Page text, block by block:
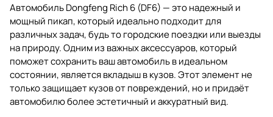
Автомобиль Dongfeng Rich 6 (DF6) — это надежный и
мощный пикап, который идеально подходит для
различных задач, будь то городские поездки или выезды
на природу. Одним из важных аксессуаров, который
поможет сохранить ваш автомобиль в идеальном
состоянии, является вкладыш в кузов. Этот элемент не
только защищает кузов от повреждений, но и придаёт
автомобилю более эстетичный и аккуратный вид.